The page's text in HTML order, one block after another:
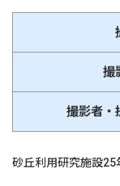
撮
撮影者・
砂丘利用研究施設25